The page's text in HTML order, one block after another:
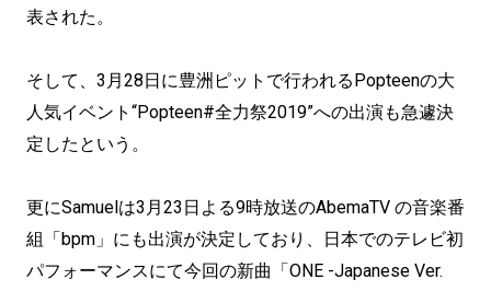
表された。
そして、3月28日に豊洲ピットで行われるPopteenの大
人気イベント“Popteen#全力祭2019”への出演も急遽決
定したという。
更にSamuelは3月23日よる9時放送のAbemaTV の音楽番
組「bpm」にも出演が決定しており、日本でのテレビ初
パフォーマンスにて今回の新曲「ONE -Japanese Ver.